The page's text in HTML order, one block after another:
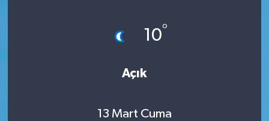
10°
Açık
13 Mart Cuma